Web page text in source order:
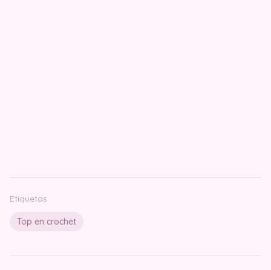
Etiquetas
Top en crochet